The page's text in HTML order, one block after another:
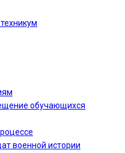
обучающихся
военной истории